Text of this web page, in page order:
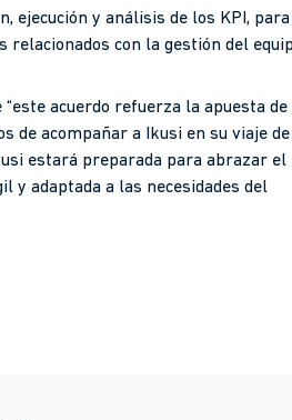
ejecución y análisis de los KPI, para
con la gestión del
acuerdo refuerza la apuesta de
de acompañar a Ikusi en su viaje de
estará preparada para abrazar el
y adaptada a las necesidades del